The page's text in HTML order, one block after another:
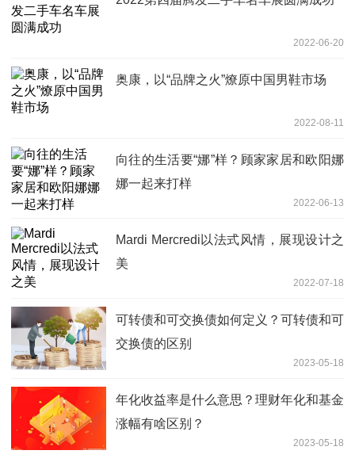
2022-06-20
奥康，以“品牌之火”燎原中国男鞋市场
2022-08-11
向往的生活要“娜”样？顾家家居和欧阳娜
娜一起来打样
2022-06-13
Mardi Mercredi以法式风情，展现设计之
美
2022-07-18
可转债和可交换债如何定义？可转债和可
交换债的区别
2023-05-18
年化收益率是什么意思？理财年化和基金
涨幅有啥区别？
2023-05-18